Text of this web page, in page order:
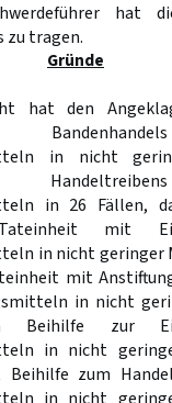
hat
tragen.
Gründe
hat den
in nicht
in 26 Fällen,
mit
in nicht geringer
mit
in nicht
Beihilfe zur
in nicht
zum